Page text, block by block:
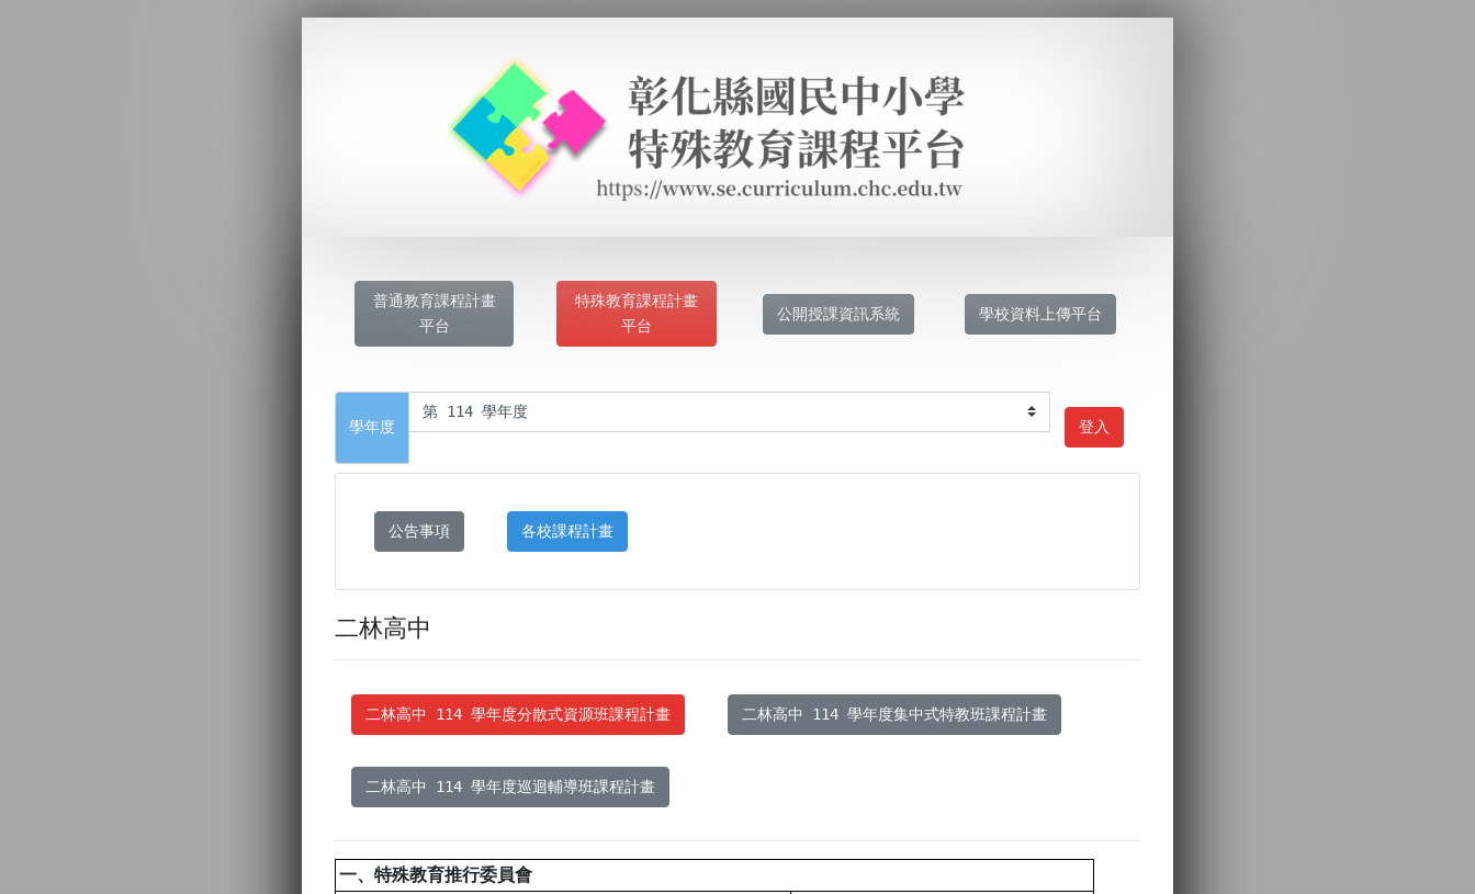
普通教育課程計畫
平台
特殊教育課程計畫
平台
公開授課資訊系統 學校資料上傳平台
學年度 登入
公告事項 各校課程計畫
二林高中
二林高中 114 學年度分散式資源班課程計畫 二林高中 114 學年度集中式特教班課程計畫
二林高中 114 學年度巡迴輔導班課程計畫
一、特殊教育推行委員會